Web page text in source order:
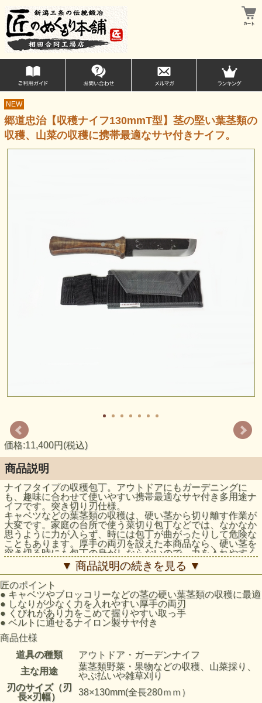
NEW
郷道忠治【収穫ナイフ130mmT型】茎の堅い葉茎類の
収穫、山菜の収穫に携帯最適なサヤ付きナイフ。
価格:11,400円(税込)
商品説明
ナイフタイプの収穫包丁。アウトドアにもガーデニングに
も、趣味に合わせて使いやすい携帯最適なサヤ付き多用途ナ
イフです。突き切り刃仕様。
キャベツなどの葉茎類の収穫は、硬い茎から切り離す作業が
大変です。家庭の台所で使う菜切り包丁などでは、なかなか
思うように力が入らず、時には包丁が曲がったりして危険な
こともあります。厚手の両刃を設えた本商品なら、硬い茎を
突き切る時にも包丁の身がしならないので、力を入れやすく
効率よく作業ができます。▼ 商品説明の続きを見る ▼
匠のポイント
● キャベツやブロッコリーなどの茎の硬い葉茎類の収穫に最適
● しなりが少なく力を入れやすい厚手の両刃
● くびれがあり力をこめて握りやすい取っ手
● ベルトに通せるナイロン製サヤ付き
商品仕様
道具の種類
アウトドア・ガーデンナイフ
主な用途
葉茎類野菜・果物などの収穫、山菜採り、
やぶ払いや雑草刈り
刃のサイズ（刃
長×刃幅）
38×130mm(全長280ｍｍ）